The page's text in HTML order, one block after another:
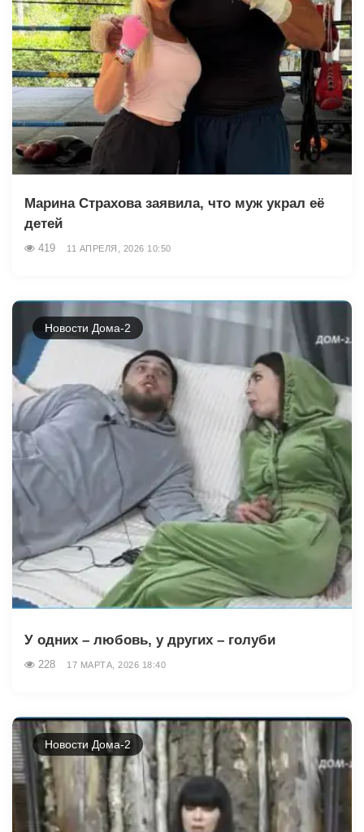
Марина Страхова заявила, что муж украл её
детей
419 11 АПРЕЛЯ, 2026 10:50
Новости Дома-2
У одних – любовь, у других – голуби
228 17 МАРТА, 2026 18:40
Новости Дома-2